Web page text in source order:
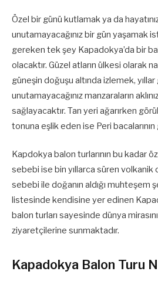
Özel bir günü kutlamak ya da
unutamayacağınız bir gün yaşamak
gereken tek şey Kapadokya’da bir
olacaktır. Güzel atların ülkesi olarak
güneşin doğuşu altında izlemek,
unutamayacağınız manzaraların
sağlayacaktır. Tan yeri ağarırken
tonuna eşlik eden ise Peri
Kapdokya balon turlarının bu kadar
sebebi ise bin yıllarca süren volkanik
sebebi ile doğanın aldığı muhteşem
listesinde kendisine yer edinen
balon turları sayesinde dünya
ziyaretçilerine sunmaktadır.
Kapadokya Balon Turu